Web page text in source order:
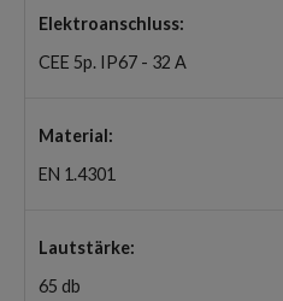
Elektroanschluss:
CEE 5p. IP67 - 32 A
Material:
EN 1.4301
Lautstärke:
65 db